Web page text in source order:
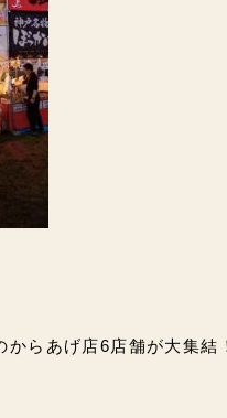
らあげ店6店舗が大集結